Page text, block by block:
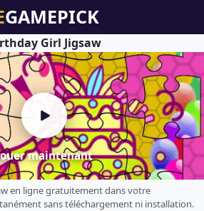
maintenant
Girl Jigsaw
en ligne gratuitement dans votre
sans téléchargement ni installation.